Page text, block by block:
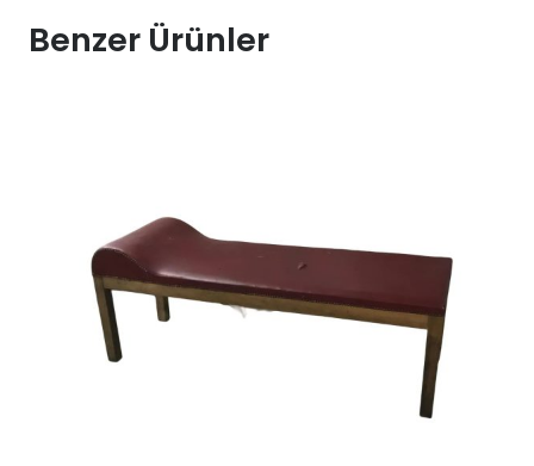
Benzer Ürünler